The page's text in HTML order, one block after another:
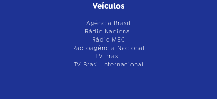
Veículos
Agência Brasil
Rádio Nacional
Rádio MEC
Radioagência Nacional
TV Brasil
TV Brasil Internacional